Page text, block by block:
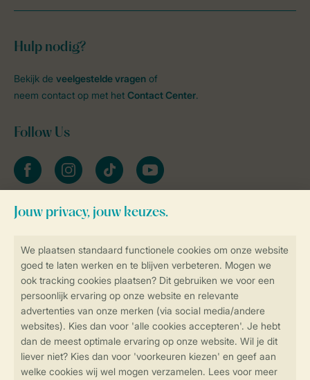
Veilig en snel online boeken
Veilige gegevensoverdracht
Veilige betaling
Hulp nodig?
Bekijk de veelgestelde vragen of
neem contact op met het Contact Center.
Follow Us
facebookinstagramtiktok youtube
Blijf op de hoogte